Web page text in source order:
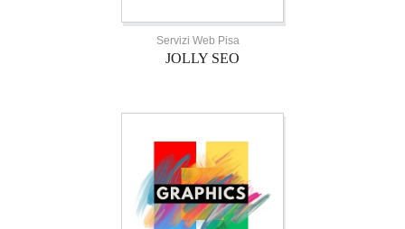
Servizi Web Pisa
JOLLY SEO